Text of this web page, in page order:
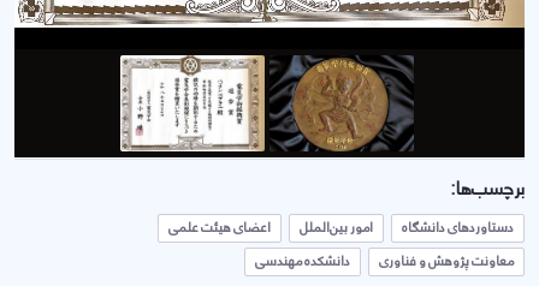
برچسب‌ها:
دستاوردهای دانشگاه امور بین‌الملل
اعضای هیئت علمی
معاونت پژوهش و فناوری
دانشکده مهندسی